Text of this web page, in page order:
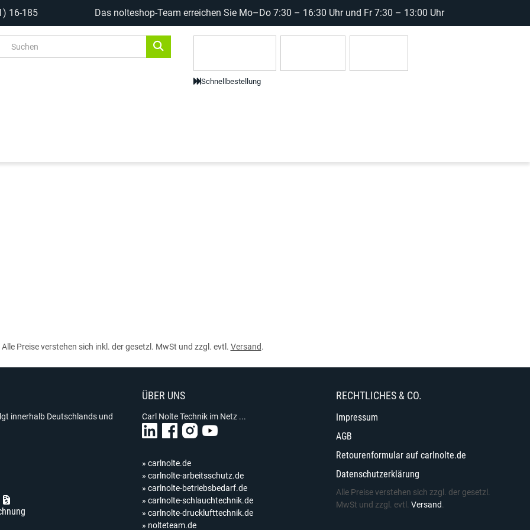
16-185 Das nolteshop-Team erreichen Sie Mo–Do 7:30 – 16:30 Uhr und Fr 7:30 – 13:00 Uhr
Schnellbestellung
Alle Preise verstehen sich inkl. der gesetzl. MwSt und zzgl. evtl. Versand.
innerhalb Deutschlands und
ÜBER UNS
Carl Nolte Technik im Netz ...
» carlnolte.de
» carlnolte-arbeitsschutz.de
» carlnolte-betriebsbedarf.de
» carlnolte-schlauchtechnik.de
» carlnolte-drucklufttechnik.de
» nolteteam.de
RECHTLICHES & CO.
Impressum
AGB
Retourenformular auf carlnolte.de
Datenschutzerklärung
Alle Preise verstehen sich zzgl. der gesetzl.
MwSt und zzgl. evtl. Versand